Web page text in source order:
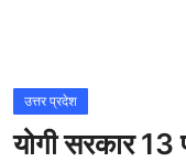
राज्य
अंतराष्ट्रीय
उत्तर प्रदेश
योगी सरकार 13